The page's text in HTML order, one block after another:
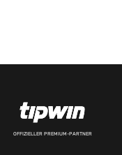
OFFIZIELLER PREMIUM-PARTNER